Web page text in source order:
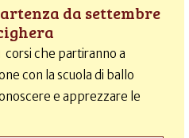
da settembre
che partiranno a
con la scuola di ballo
e apprezzare le